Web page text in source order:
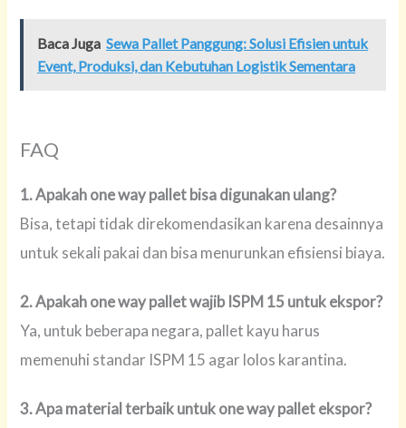
Baca Juga Sewa Pallet Panggung: Solusi Efisien untuk
Event, Produksi, dan Kebutuhan Logistik Sementara
FAQ
1. Apakah one way pallet bisa digunakan ulang?
Bisa, tetapi tidak direkomendasikan karena desainnya
untuk sekali pakai dan bisa menurunkan efisiensi biaya.
2. Apakah one way pallet wajib ISPM 15 untuk ekspor?
Ya, untuk beberapa negara, pallet kayu harus
memenuhi standar ISPM 15 agar lolos karantina.
3. Apa material terbaik untuk one way pallet ekspor?